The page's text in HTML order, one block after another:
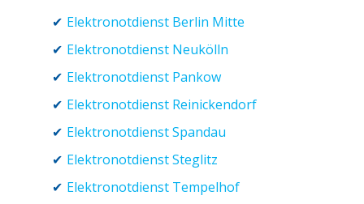
Elektronotdienst Berlin Mitte
Elektronotdienst Neukölln
Elektronotdienst Pankow
Elektronotdienst Reinickendorf
Elektronotdienst Spandau
Elektronotdienst Steglitz
Elektronotdienst Tempelhof